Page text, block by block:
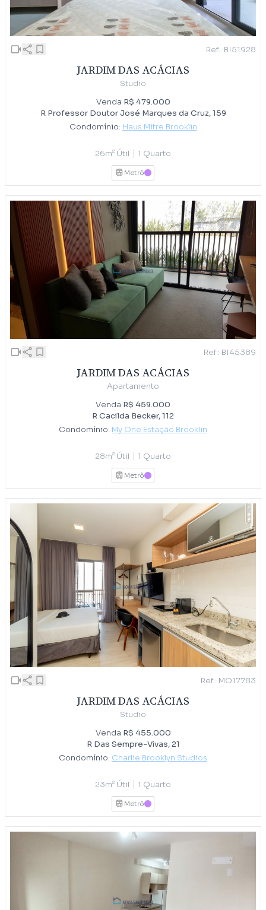
Ref.: BI51928
JARDIM DAS ACÁCIAS
Studio
Venda R$ 479.000
R Professor Doutor José Marques da Cruz, 159
Condomínio: Haus Mitre Brooklin
26m² Útil 1 Quarto
Metrô LILAS
Ref.: BI45389
JARDIM DAS ACÁCIAS
Apartamento
Venda R$ 459.000
R Cacilda Becker, 112
Condomínio: My One Estação Brooklin
28m² Útil 1 Quarto
Metrô LILAS
Ref.: MO17783
JARDIM DAS ACÁCIAS
Studio
Venda R$ 455.000
R Das Sempre-Vivas, 21
Condomínio: Charlie Brooklyn Studios
23m² Útil 1 Quarto
Metrô LILAS